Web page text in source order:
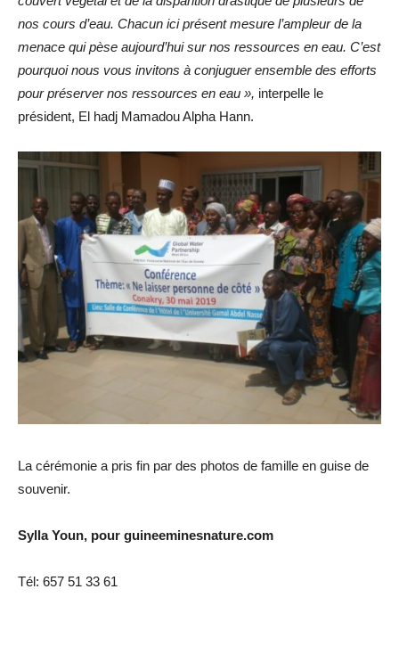
nos cours d’eau. Chacun ici présent mesure l’ampleur de la
menace qui pèse aujourd’hui sur nos ressources en eau. C’est
pourquoi nous vous invitons à conjuguer ensemble des efforts
pour préserver nos ressources en eau », interpelle le
président, El hadj Mamadou Alpha Hann.
La cérémonie a pris fin par des photos de famille en guise de
souvenir.
Sylla Youn, pour guineeminesnature.com
Tél: 657 51 33 61